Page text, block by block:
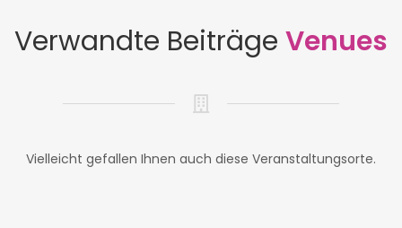
Verwandte Beiträge Venues
Vielleicht gefallen Ihnen auch diese Veranstaltungsorte.